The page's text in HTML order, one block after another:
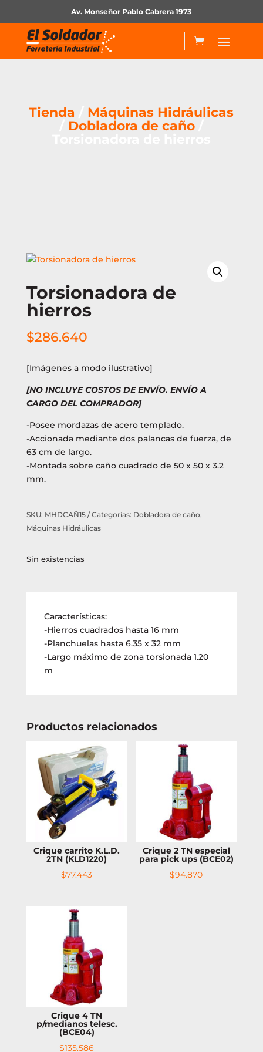
Av. Monseñor Pablo Cabrera 1973
Tienda
Máquinas Hidráulicas
Dobladora de caño/
Torsionadora de
hierros
$286.640
[Imágenes a modo ilustrativo]
[NO INCLUYE COSTOS DE ENVÍO. ENVÍO A
CARGO DEL COMPRADOR]
-Posee mordazas de acero templado.
-Accionada mediante dos palancas de fuerza, de
63 cm de largo.
-Montada sobre caño cuadrado de 50 x 50 x 3.2
mm.
SKU: MHDCAÑ15 Categorías: Dobladora de caño,
Máquinas Hidráulicas
Sin existencias
Características:
-Hierros cuadrados hasta 16 mm
-Planchuelas hasta 6.35 x 32 mm
-Largo máximo de zona torsionada 1.20
m
Productos relacionados
Crique carrito K.L.D.
2TN (KLD1220)
$77.443
Crique 2 TN especial
para pick ups (BCE02)
$94.870
Crique 4 TN
p/medianos telesc.
(BCE04)
$135.586